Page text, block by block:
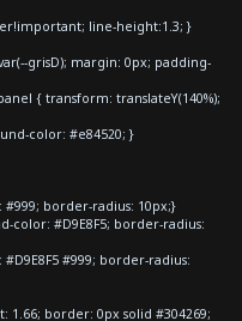
line-height:1.3; }
grisD); margin: 0px; padding-
{ transform: translateY(140%);
color: #e84520; }
border-radius: 10px;}
color: #D9E8F5; border-radius:
#999; border-radius:
1.66; border: 0px solid #304269;